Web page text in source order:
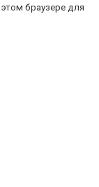
браузере для